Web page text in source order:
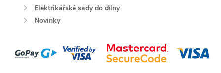
Elektrikářské sady do dílny
Novinky